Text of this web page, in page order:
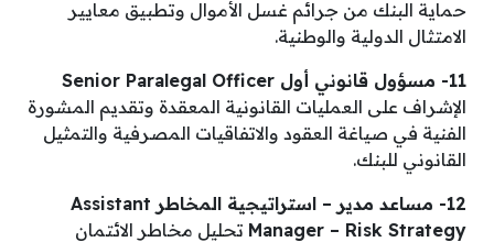
حماية البنك من جرائم غسل الأموال وتطبيق معايير
الامتثال الدولية والوطنية.
11- مسؤول قانوني أول Senior Paralegal Officer
الإشراف على العمليات القانونية المعقدة وتقديم المشورة
الفنية في صياغة العقود والاتفاقيات المصرفية والتمثيل
القانوني للبنك.
12- مساعد مدير – استراتيجية المخاطر Assistant
Manager – Risk Strategy تحليل مخاطر الائتمان